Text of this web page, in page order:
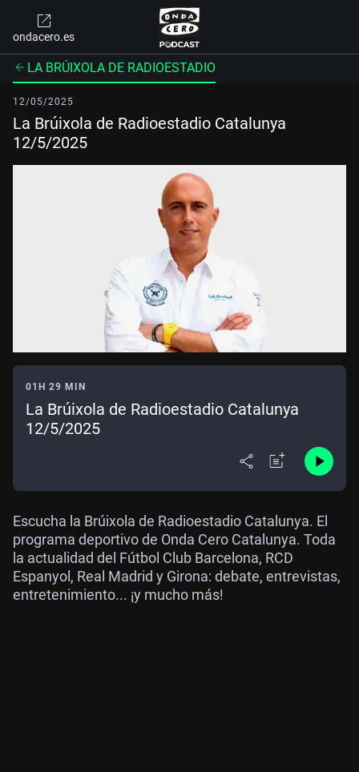
ondacero.es
LA BRÚIXOLA DE RADIOESTADIO
12/05/2025
La Brúixola de Radioestadio Catalunya
12/5/2025
01H 29 MIN
La Brúixola de Radioestadio Catalunya
12/5/2025
Escucha la Brúixola de Radioestadio Catalunya. El
programa deportivo de Onda Cero Catalunya. Toda
la actualidad del Fútbol Club Barcelona, RCD
Espanyol, Real Madrid y Girona: debate, entrevistas,
entretenimiento... ¡y mucho más!